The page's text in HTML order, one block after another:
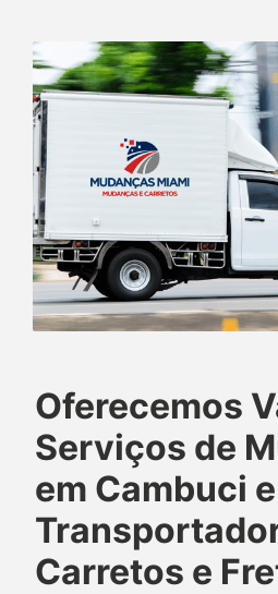
Oferecemos
Serviços de
em Cambuci e
Carretos e